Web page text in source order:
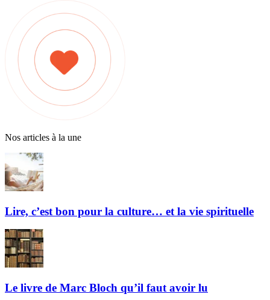
Nos articles à la une
Lire, c’est bon pour la culture… et la vie spirituelle
Le livre de Marc Bloch qu’il faut avoir lu